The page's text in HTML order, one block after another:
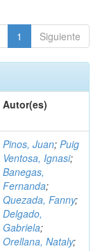
1 Siguiente
Autor(es)
Pinos, Juan; Puig
Ventosa, Ignasi;
Banegas,
Fernanda;
Quezada, Fanny;
Delgado,
Gabriela;
Orellana, Nataly;